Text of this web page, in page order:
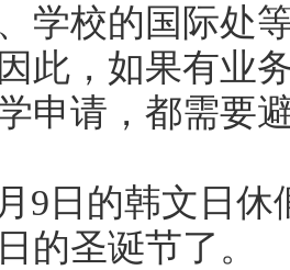
学校的国际处
此，如果有业
申请，都需要
9日的韩文日
的圣诞节了。